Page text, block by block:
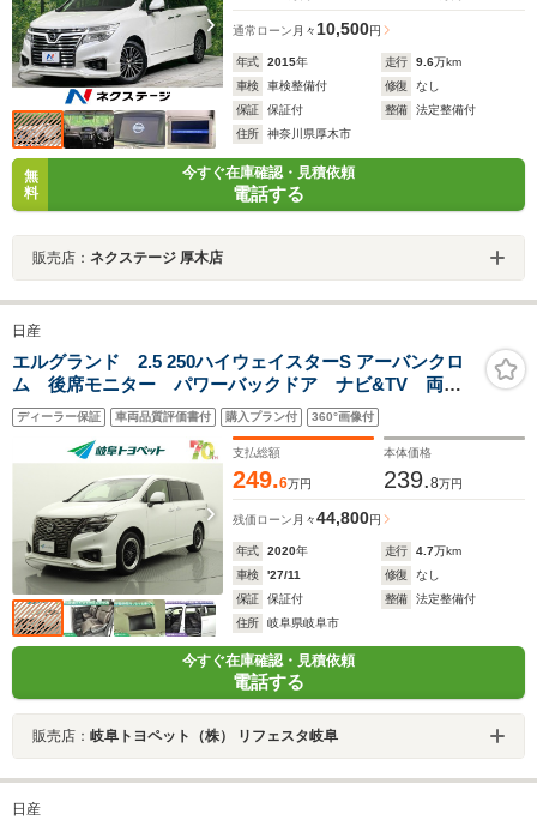
通常ローン 月々 10,500円
年式 2015年 走行 9.6万km
車検
車検整備付 修復
なし
保証
保証付 整備
法定整備付
住所
神奈川県厚木市
無
料
今すぐ在庫確認・見積依頼
電話する
販売店： ネクステージ 厚木店
日産
エルグランド 2.5 250ハイウェイスターS アーバンクロ
ム 後席モニター パワーバックドア ナビ&TV 両側
電動スライド フルセグ バックカメラ ドラレコ
DVD再生 ミュージックプレイヤー接続可 衝突被害軽
減システム ETC スマートキー
ディーラー保証 車両品質評価書付 購入プラン付 360°画像付
支払総額
249.6万円
本体価格
239.8万円
残価ローン 月々44,800円
年式 2020年 走行 4.7万km
車検
'27/11 修復
なし
保証
保証付 整備
法定整備付
住所
岐阜県岐阜市
今すぐ在庫確認・見積依頼
電話する
販売店： 岐阜トヨペット（株） リフェスタ岐阜
日産